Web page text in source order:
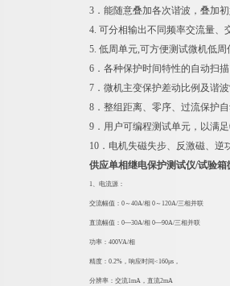
3．能随意叠加各次谐波，叠加
4. 可分相输出不同频率交流量、
5. 低周单元,可方便测试微机低
6．各种保护时间特性的自动扫
7．微机主变保护差动比例及谐
8．整组距离、零序、过流保护
9．用户可编程测试单元，以满
10．电机失磁失步、反激磁、
供应单相继电保护测试仪/试验箱
1、电流源：
交流幅值：0～40A/相 0～120A/三相并联
直流幅值：0—30A/相 0—90A/三相并联
功率：400VA/相
精度：0.2%，响应时间<160μs，
分辨率：交流1mA，直流2mA